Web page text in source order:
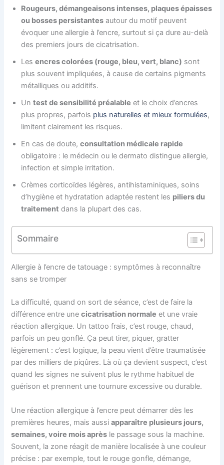
Rougeurs, démangeaisons intenses, plaques épaisses
ou bosses persistantes autour du motif peuvent
évoquer une allergie à l’encre, surtout si ça dure au-delà
des premiers jours de cicatrisation.
Lesencres colorées (rouge, bleu, vert, blanc) sont
plus souvent impliquées, à cause de certains pigments
métalliques ou additifs.
Untest de sensibilité préalable et le choix d’encres
plus propres, parfois plus naturelles et mieux formulées,
limitent clairement les risques.
En cas de doute,consultation médicale rapide
obligatoire : le médecin ou le dermato distingue allergie,
infection et simple irritation.
Crèmes corticoïdes légères, antihistaminiques, soins
d’hygiène et hydratation adaptée restent les piliers du
traitement dans la plupart des cas.
Sommaire
Allergie à l’encre de tatouage : symptômes à reconnaître
sans se tromper
La difficulté, quand on sort de séance, c’est de faire la
différence entre unecicatrisation normale et une vraie
réaction allergique. Un tattoo frais, c’est rouge, chaud,
parfois un peu gonflé. Ça peut tirer, piquer, gratter
légèrement : c’est logique, la peau vient d’être traumatisée
par des milliers de piqûres. Là où ça devient suspect, c’est
quand les signes ne suivent plus le rythme habituel de
guérison et prennent une tournure excessive ou durable.
Une réaction allergique à l’encre peut démarrer dès les
premières heures, mais aussiapparaître plusieurs jours,
semaines, voire mois après le passage sous la machine.
Souvent, la zone réagit de manière localisée à une couleur
précise : par exemple, tout le rouge gonfle, démange,